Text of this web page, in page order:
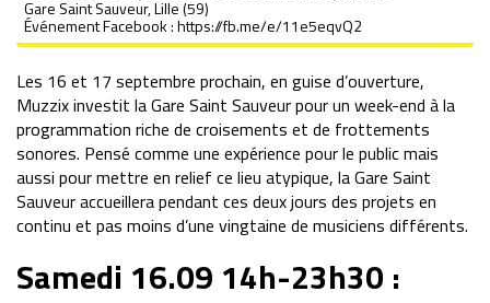
Gare Saint Sauveur, Lille (59)
Événement Facebook :https://fb.me/e/11e5eqvQ2
Les 16 et 17 septembre prochain, en guise d’ouverture,
Muzzix investit la Gare Saint Sauveur pour un week-end à la
programmation riche de croisements et de frottements
sonores. Pensé comme une expérience pour le public mais
aussi pour mettre en relief ce lieu atypique, la Gare Saint
Sauveur accueillera pendant ces deux jours des projets en
continu et pas moins d’une vingtaine de musiciens différents.
Samedi 16.09 14h-23h30 :